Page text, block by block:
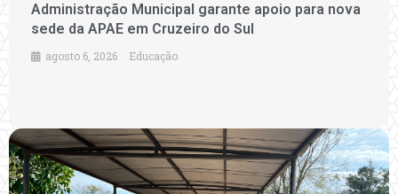
Administração Municipal garante apoio para nova
sede da APAE em Cruzeiro do Sul
agosto 6, 2026 Educação